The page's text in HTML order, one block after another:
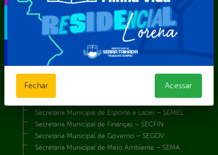
Procuradoria Geral do Município
Secretaria de Comunicação Social e Audiovisual
Secretaria de Desenvolvimento Econômico e Turismo
Secretaria de Iluminação Pública e Energia Elétrica
Secretaria Municipal da Mulher – SEMU
Secretaria Municipal de Administração – SAD
SEMARH / Secretaria de Agricultura Familiar – SEMAF
Secretaria Municipal de Esporte e Lazer – SEMEL
Secretaria Municipal de Finanças – SECFIN
Secretaria Municipal de Governo – SEGOV
Secretaria Municipal de Meio Ambiente – SEMA
Fechar Acessar